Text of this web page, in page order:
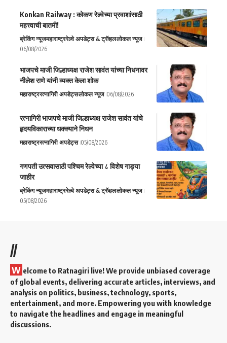
Konkan Railway : कोकण रेल्वेच्या प्रवाशांसाठी
महत्त्वाची बातमी!
ब्रेकिंग न्यूजमहाराष्ट्ररेल्वे अपडेट्स & ट्रॅव्हललोकल न्यूज
06/08/2026
भाजपचे माजी जिल्हाध्यक्ष राजेश सावंत यांच्या निधनावर
नीलेश राणे यांनी व्यक्त केला शोक
महाराष्ट्ररत्नागिरी अपडेट्सलोकल न्यूज 06/08/2026
रत्नागिरी भाजपचे माजी जिल्हाध्यक्ष राजेश सावंत यांचे
हृदयविकाराच्या धक्क्याने निधन
महाराष्ट्ररत्नागिरी अपडेट्स 05/08/2026
गणपती उत्सवासाठी पश्चिम रेल्वेच्या ८ विशेष गाड्या
जाहीर
ब्रेकिंग न्यूजमहाराष्ट्ररेल्वे अपडेट्स & ट्रॅव्हललोकल न्यूज
05/08/2026
//
W elcome to Ratnagiri live! We provide unbiased coverage
of global events, delivering accurate articles, interviews, and
analysis on politics, business, technology, sports,
entertainment, and more. Empowering you with knowledge
to navigate the headlines and engage in meaningful
discussions.